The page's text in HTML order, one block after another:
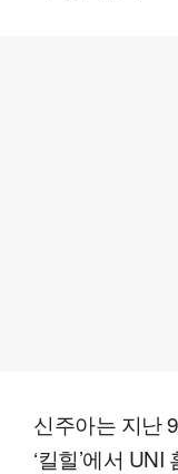
신주아는 지난
‘킬힐’에서